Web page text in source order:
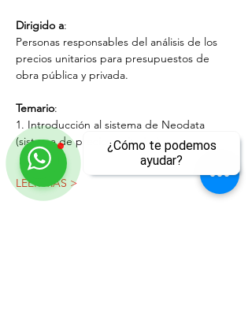
¿Cómo te podemos
ayudar?
Dirigido a:
Personas responsables del análisis de los
precios unitarios para presupuestos de
obra pública y privada.
Temario:
1. Introducción al sistema de Neodata
(sistema de precios unitarios)
LEER MÁS >